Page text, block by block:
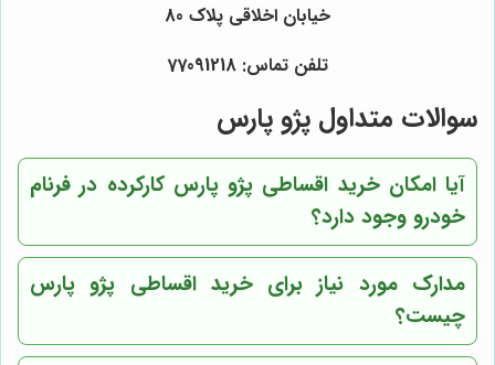
خیابان اخلاقی پلاک 80
تلفن تماس: 77091218
سوالات متداول پژو پارس
آیا امکان خرید اقساطی پژو پارس کارکرده در فرنام
خودرو وجود دارد؟
مدارک مورد نیاز برای خرید اقساطی پژو پارس
چیست؟